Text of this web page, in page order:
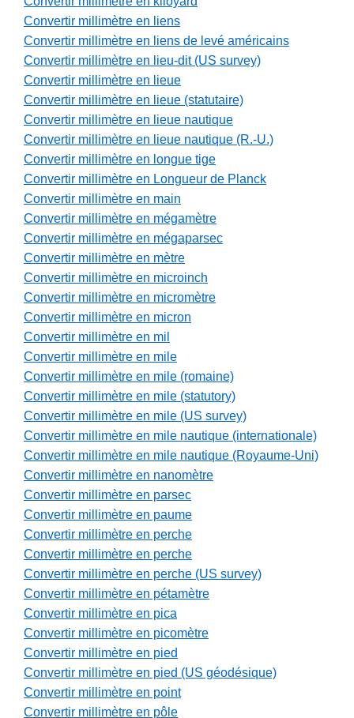
Convertir millimètre en liens
Convertir millimètre en liens de levé américains
Convertir millimètre en lieu-dit (US survey)
Convertir millimètre en lieue
Convertir millimètre en lieue (statutaire)
Convertir millimètre en lieue nautique
Convertir millimètre en lieue nautique (R.-U.)
Convertir millimètre en longue tige
Convertir millimètre en Longueur de Planck
Convertir millimètre en main
Convertir millimètre en mégamètre
Convertir millimètre en mégaparsec
Convertir millimètre en mètre
Convertir millimètre en microinch
Convertir millimètre en micromètre
Convertir millimètre en micron
Convertir millimètre en mil
Convertir millimètre en mile
Convertir millimètre en mile (romaine)
Convertir millimètre en mile (statutory)
Convertir millimètre en mile (US survey)
Convertir millimètre en mile nautique (internationale)
Convertir millimètre en mile nautique (Royaume-Uni)
Convertir millimètre en nanomètre
Convertir millimètre en parsec
Convertir millimètre en paume
Convertir millimètre en perche
Convertir millimètre en perche
Convertir millimètre en perche (US survey)
Convertir millimètre en pétamètre
Convertir millimètre en pica
Convertir millimètre en picomètre
Convertir millimètre en pied
Convertir millimètre en pied (US géodésique)
Convertir millimètre en point
Convertir millimètre en pôle